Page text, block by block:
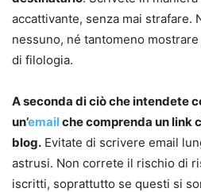
accattivante, senza mai strafare.
nessuno, né tantomeno
di filologia.
A seconda di ciò che intendete
un’emailche comprenda un link
blog. Evitate di scrivere email
astrusi. Non correte il rischio di
iscritti, soprattutto se questi si